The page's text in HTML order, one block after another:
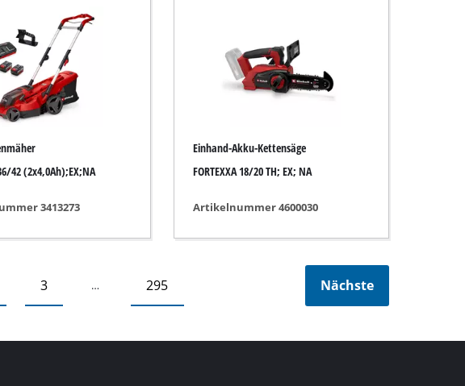
42 (2x4,0Ah);EX;NA
3413273
Einhand-Akku-Kettensäge
FORTEXXA 18/20 TH; EX; NA
Artikelnummer 4600030
3 … 295 Nächste